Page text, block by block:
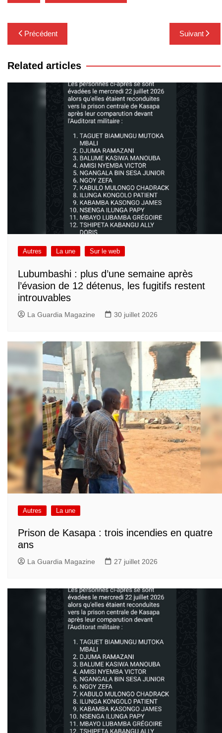
Navigation
de
l’article
Précédent Suivant
Related articles
Autres La une Sur le web
Lubumbashi : plus d’une semaine après
l’évasion de 12 détenus, les fugitifs restent
introuvables
La Guardia Magazine 30 juillet 2026
Autres La une
Prison de Kasapa : trois incendies en quatre
ans
La Guardia Magazine 27 juillet 2026